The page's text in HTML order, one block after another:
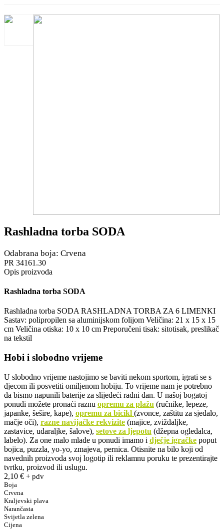
Rashladna torba SODA
Odabrana boja: Crvena
PR 34161.30
Opis proizvoda
Rashladna torba SODA
Rashladna torba SODA RASHLADNA TORBA ZA 6 LIMENKI
Sastav: polipropilen sa aluminijskom folijom Veličina: 21 x 15 x 15
cm Veličina otiska: 10 x 10 cm Preporučeni tisak: sitotisak, preslikač
na tekstil
Hobi i slobodno vrijeme
U slobodno vrijeme nastojimo se baviti nekom sportom, igrati se s
djecom ili posvetiti omiljenom hobiju. To vrijeme nam je potrebno
da bismo napunili baterije za slijedeći radni dan. U našoj bogatoj
ponudi možete pronaći raznu opremu za plažu (ručnike, lepeze,
japanke, šešire, kape), opremu za bicikl (zvonce, zaštitu za sjedalo,
mačje oči), razne navijačke rekvizite (majice, zviždaljke,
zastavice, udaraljke, šalove), setove za ljepotu (džepna ogledalca,
labelo). Za one malo mlađe u ponudi imamo i dječje igračke poput
bojica, puzzla, yo-yo, zmajeva, pernica. Otisnite na bilo koji od
navednih proizvoda svoj logotip ili reklamnu poruku te prezentirajte
tvrtku, proizvod ili uslugu.
2,10 € + pdv
Boja
Crvena
Kraljevski plava
Narančasta
Svijetla zelena
Cijena